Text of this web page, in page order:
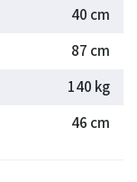
40 cm
87 cm
140 kg
46 cm